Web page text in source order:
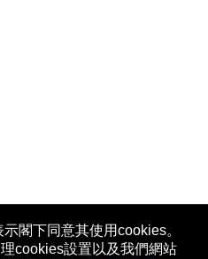
閣下同意其使用cookies。
cookies設置以及我們網站